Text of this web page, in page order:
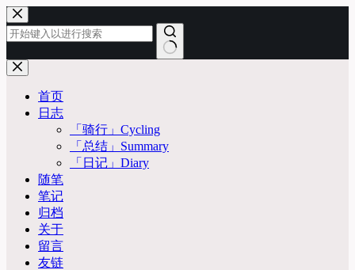
跳
至
内
容
无
首页
日志
「骑行」Cycling
「总结」Summary
「日记」Diary
随笔
笔记
归档
关于
留言
友链